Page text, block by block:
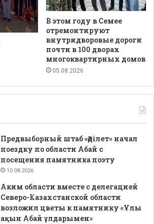
В этом году в Семее
отремонтируют
внутридворовые дороги
почти в 100 дворах
многоквартирных домов
05.08.2026
Предвыборный штаб «Әділет» начал
поездку по области Абай с
посещения памятника поэту
10.08.2026
Аким области вместе с делегацией
Северо-Казахстанской области
возложил цветы к памятнику «Ұлы
ақын Абай ұлдарымен»